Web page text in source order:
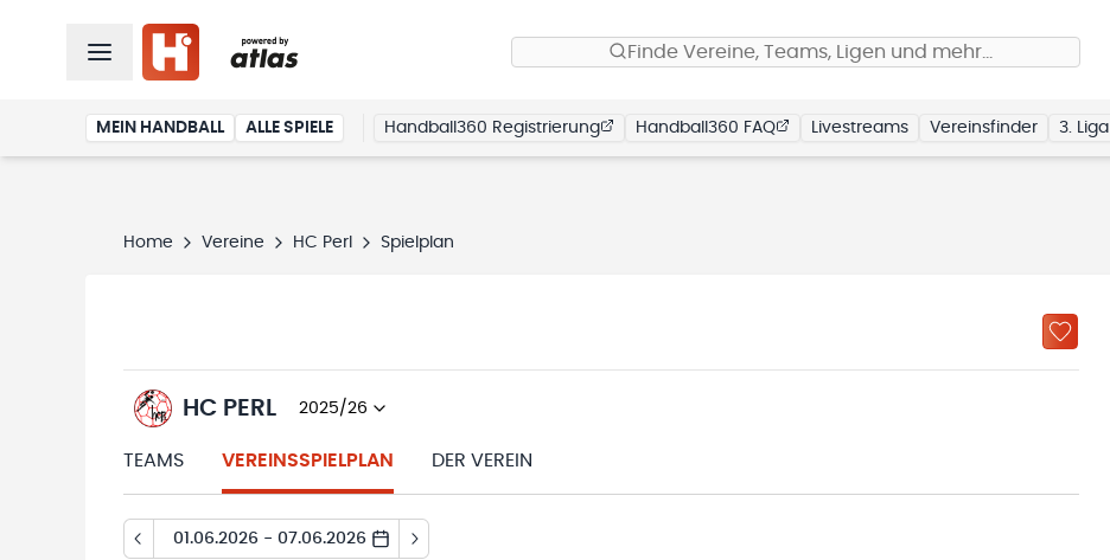
Finde Vereine, Teams, Ligen und mehr…
MEIN HANDBALL ALLE SPIELE Handball360 Registrierung Handball360 FAQ Livestreams Vereinsfinder 3. Liga
Home Vereine HC Perl Spielplan
HC PERL 2025/26
TEAMS VEREINSSPIELPLAN DER VEREIN
01.06.2026 - 07.06.2026